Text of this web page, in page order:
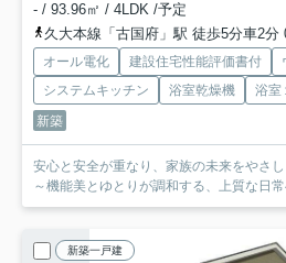
- / 93.96㎡ / 4LDK /予定
久大本線「古国府」駅 徒歩5分車2分
オール電化 建設住宅性能評価書付
システムキッチン
浴室乾燥機
浴室
新築
安心と安全が重なり、家族の未来をやさ
～機能美とゆとりが調和する、上質な日常
新築一戸建